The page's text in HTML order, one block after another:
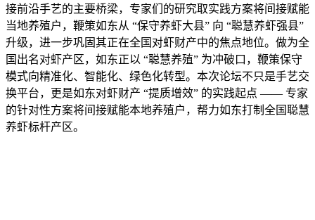
接前沿手艺的主要桥梁，专家们的研究取实践方案将间接赋能
当地养殖户，鞭策如东从 “保守养虾大县” 向 “聪慧养虾强县”
升级，进一步巩固其正在全国对虾财产中的焦点地位。做为全
国出名对虾产区，如东正以 “聪慧养殖” 为冲破口，鞭策保守
模式向精准化、智能化、绿色化转型。本次论坛不只是手艺交
换平台，更是如东对虾财产 “提质增效” 的实践起点 —— 专家
的针对性方案将间接赋能本地养殖户，帮力如东打制全国聪慧
养虾标杆产区。